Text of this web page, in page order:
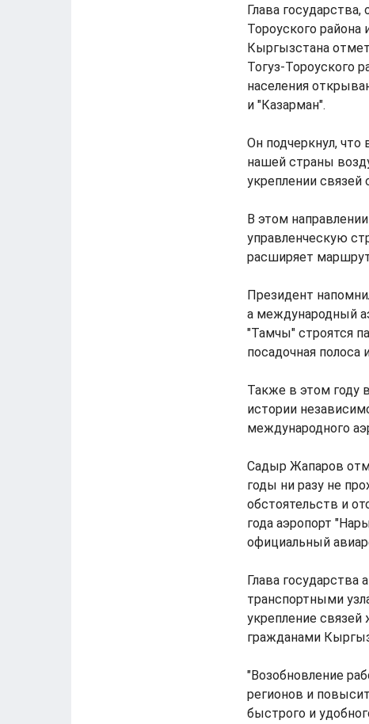
Глава
Тороуского района
Кыргызстана
Тогуз-Тороуского
населения
и "Казарман".
Он подчеркнул,
нашей страны
укреплении связей
В этом
управленческую
расширяет
Президент
а международный
"Тамчы" строятся
посадочная полоса
Также в этом году
истории
международного
Садыр Жапаров
годы ни разу не
обстоятельств и
года аэропорт
официальный
Глава государства
транспортными
укрепление связей
гражданами
"Возобновление
регионов и
быстрого и